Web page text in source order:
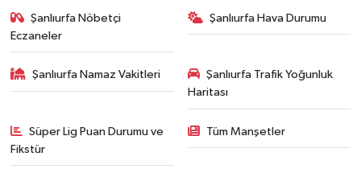
Şanlıurfa Nöbetçi
Eczaneler
Şanlıurfa Hava Durumu
Şanlıurfa Namaz Vakitleri
Şanlıurfa Trafik Yoğunluk
Haritası
Süper Lig Puan Durumu ve
Fikstür
Tüm Manşetler